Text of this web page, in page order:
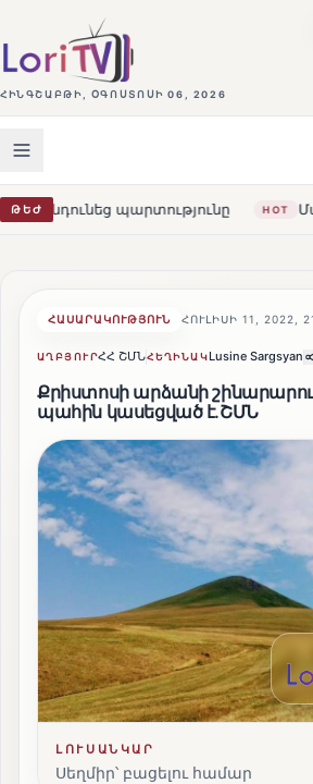
ՀԻՆԳՇԱԲԹԻ, ՕԳՈՍՏՈՍԻ 06, 2026
ԹԵԺ HOT Մարթա Կոս.
ՀԱՍԱՐԱԿՈՒԹՅՈՒՆ ՀՈՒԼԻՍԻ 11, 2022,
ԱՂԲՅՈՒՐՀՀ ՇՄՆՀԵՂԻՆԱԿLusine Sargsyan
Քրիստոսի արձանի
պահին կասեցված է.ՇՄՆ
ԼՈՒՍԱՆԿԱՐ
Սեղմիր՝ բացելու համար